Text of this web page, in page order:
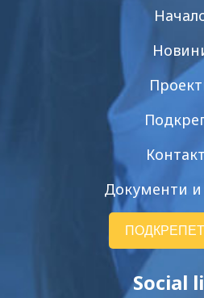
Документи и
Social